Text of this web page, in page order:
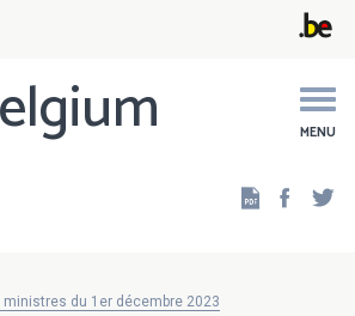
MENU
ministres du 1er décembre 2023